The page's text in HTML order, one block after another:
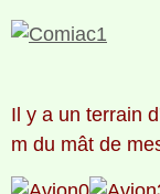
Il y a un terrain
m du mât de